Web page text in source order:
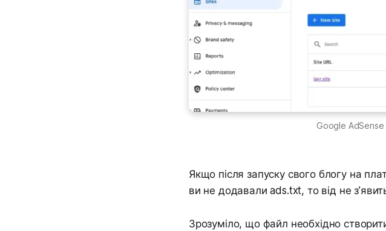
Google
Якщо після запуску свого блогу на
ви не додавали ads.txt, то від не
Зрозуміло, що файл необхідно